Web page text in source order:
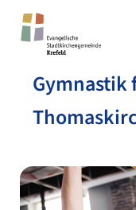
Gymnastik